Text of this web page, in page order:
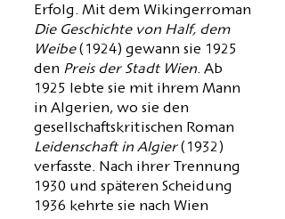
Erfolg. Mit dem Wikingerroman
Die Geschichte von Half, dem
Weibe(1924) gewann sie 1925
den Preis der Stadt Wien. Ab
1925 lebte sie mit ihrem Mann
in Algerien, wo sie den
gesellschaftskritischen Roman
Leidenschaft in Algier(1932)
verfasste. Nach ihrer Trennung
1930 und späteren Scheidung
1936 kehrte sie nach Wien